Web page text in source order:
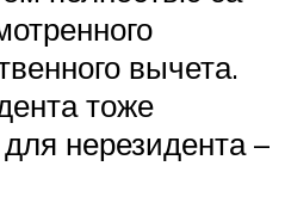
вычета.
тоже
нерезидента –